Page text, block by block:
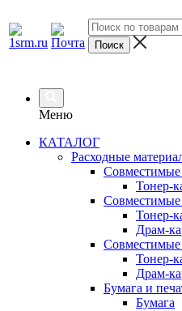
Меню
КАТАЛОГ
Расходные
Совместимые
Тонер-
Совместимые
Тонер-
Драм-
Совместимые
Тонер-
Драм-
Бумага и
Бумага